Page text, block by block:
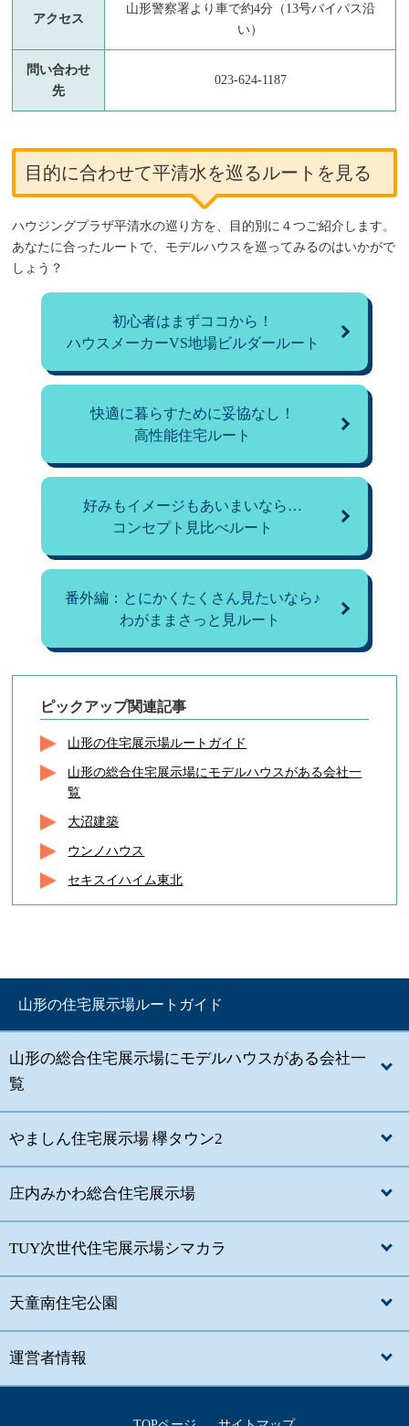
アクセス
山形警察署より車で約4分（13号バイパス沿
い）
問い合わせ
先
023-624-1187
目的に合わせて平清水を巡るルートを見る
ハウジングプラザ平清水の巡り方を、目的別に４つご紹介します。
あなたに合ったルートで、モデルハウスを巡ってみるのはいかがで
しょう？
初心者はまずココから！
ハウスメーカーVS地場ビルダールート
快適に暮らすために妥協なし！
高性能住宅ルート
好みもイメージもあいまいなら…
コンセプト見比べルート
番外編：とにかくたくさん見たいなら♪
わがままさっと見ルート
ピックアップ関連記事
山形の住宅展示場ルートガイド
山形の総合住宅展示場にモデルハウスがある会社一
覧
大沼建築
ウンノハウス
セキスイハイム東北
山形の住宅展示場ルートガイド
山形の総合住宅展示場にモデルハウスがある会社一
覧
やましん住宅展示場 欅タウン2
庄内みかわ総合住宅展示場
TUY次世代住宅展示場シマカラ
天童南住宅公園
運営者情報